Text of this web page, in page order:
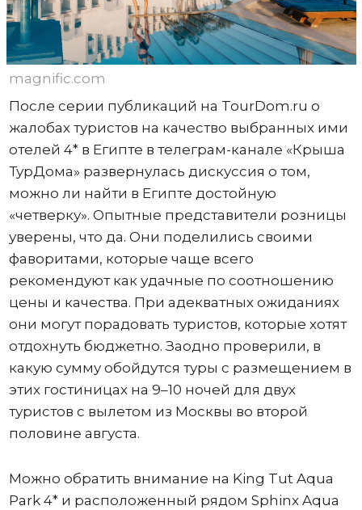
magnific.com
После серии публикаций на TourDom.ru о
жалобах туристов на качество выбранных ими
отелей 4* в Египте в телеграм-канале «Крыша
ТурДома» развернулась дискуссия о том,
можно ли найти в Египте достойную
«четверку». Опытные представители розницы
уверены, что да. Они поделились своими
фаворитами, которые чаще всего
рекомендуют как удачные по соотношению
цены и качества. При адекватных ожиданиях
они могут порадовать туристов, которые хотят
отдохнуть бюджетно. Заодно проверили, в
какую сумму обойдутся туры с размещением в
этих гостиницах на 9–10 ночей для двух
туристов с вылетом из Москвы во второй
половине августа.
Можно обратить внимание на King Tut Aqua
Park 4* и расположенный рядом Sphinx Aqua